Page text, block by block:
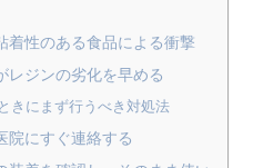
着性のある食品による衝撃
レジンの劣化を早める
きにまず行うべき対処法
院にすぐ連絡する